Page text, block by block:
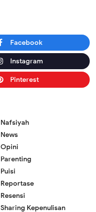
Facebook
Instagram
Pinterest
Nafsiyah
News
Opini
Parenting
Puisi
Reportase
Resensi
Sharing Kepenulisan